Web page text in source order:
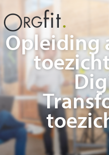
to
content
Opleiding